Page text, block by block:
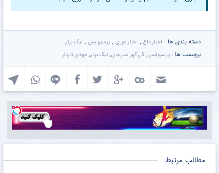
دسته بندی ها : اخبار داغ , اخبار فوری , پرسپولیس , لیگ برتر
برچسب ها : پرسپولیس, گل گهر سیرجان, لیگ برتر, مهدی تارتار
مطالب مرتبط